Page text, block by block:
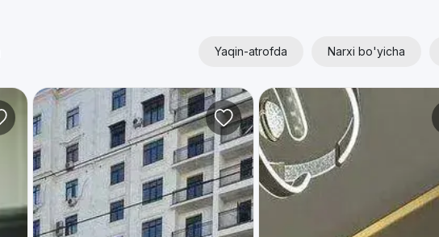
Yaqin-atrofda Narxi bo'yicha